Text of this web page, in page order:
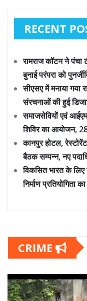
RECENT
रामराज कॉटन ने
बुनाई परंपरा को
सीएसए में मनाया गया
संरचनाओं की हुई
समाजसेवियों एवं
शिविर का आयोजन,
कानपुर होटल,
बैठक सम्पन्न, नए
विकसित भारत के
निर्माण
CRIME